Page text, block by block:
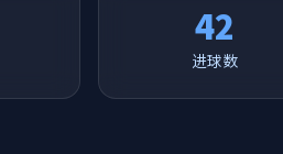
42
进球数